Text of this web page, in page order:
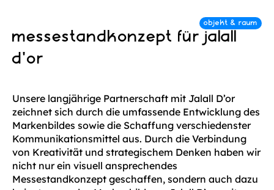
messestandkonzept für jalall
d'or
Unsere langjährige Partnerschaft mit Jalall D’or
zeichnet sich durch die umfassende Entwicklung des
Markenbildes sowie die Schaffung verschiedenster
Kommunikationsmittel aus. Durch die Verbindung
von Kreativität und strategischem Denken haben wir
nicht nur ein visuell ansprechendes
Messestandkonzept geschaffen, sondern auch dazu